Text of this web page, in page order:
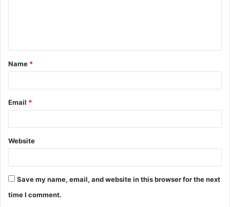
Name *
Email *
Website
Save my name, email, and website in this browser for the next
time I comment.